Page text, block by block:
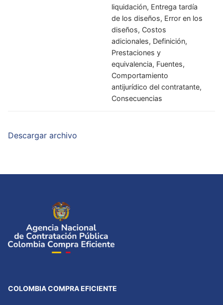
liquidación, Entrega tardía
de los diseños, Error en los
diseños, Costos
adicionales, Definición,
Prestaciones y
equivalencia, Fuentes,
Comportamiento
antijurídico del contratante,
Consecuencias
Descargar archivo
COLOMBIA COMPRA EFICIENTE